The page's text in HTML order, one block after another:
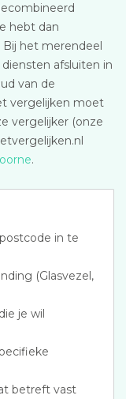
hebt dan
het merendeel
afsluiten in
van de
vergelijken moet
vergelijker (onze
.
in te
(Glasvezel,
je wil
betreft vast